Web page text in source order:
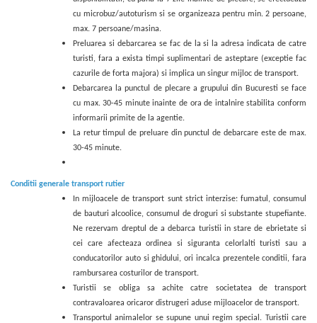
cu microbuz/autoturism si se organizeaza pentru min. 2 persoane,
max. 7 persoane/masina.
Preluarea si debarcarea se fac de la si la adresa indicata de catre
turisti, fara a exista timpi suplimentari de asteptare (exceptie fac
cazurile de forta majora) si implica un singur mijloc de transport.
Debarcarea la punctul de plecare a grupului din Bucuresti se face
cu max. 30-45 minute inainte de ora de intalnire stabilita conform
informarii primite de la agentie.
La retur timpul de preluare din punctul de debarcare este de max.
30-45 minute.
Conditii generale transport rutier
In mijloacele de transport sunt strict interzise: fumatul, consumul
de bauturi alcoolice, consumul de droguri si substante stupefiante.
Ne rezervam dreptul de a debarca turistii in stare de ebrietate si
cei care afecteaza ordinea si siguranta celorlalti turisti sau a
conducatorilor auto si ghidului, ori incalca prezentele conditii, fara
rambursarea costurilor de transport.
Turistii se obliga sa achite catre societatea de transport
contravaloarea oricaror distrugeri aduse mijloacelor de transport.
Transportul animalelor se supune unui regim special. Turistii care